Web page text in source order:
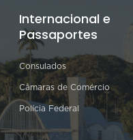
Internacional e
Passaportes
Consulados
Câmaras de Comércio
Polícia Federal